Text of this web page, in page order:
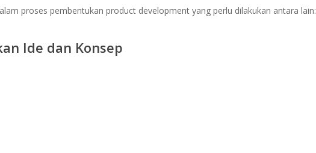
proses pembentukan product development yang perlu dilakukan antara lain:
Ide dan Konsep